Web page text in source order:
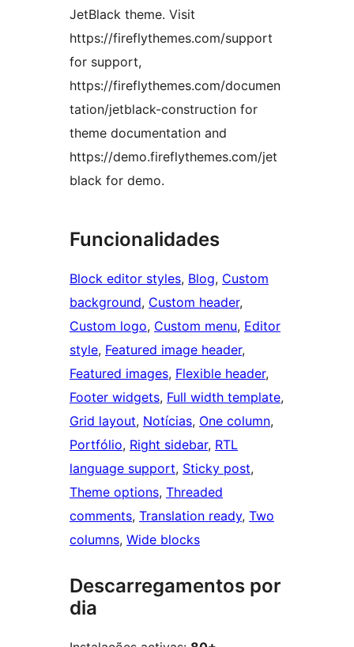
JetBlack theme. Visit
https://fireflythemes.com/support
for support,
https://fireflythemes.com/documen
tation/jetblack-construction for
theme documentation and
https://demo.fireflythemes.com/jet
black for demo.
Funcionalidades
Block editor styles, Blog, Custom
background, Custom header
Custom logo, Custom menu, Editor
style, Featured image header
Featured images, Flexible header
Footer widgets, Full width template
Grid layout, Notícias, One column
Portfólio, Right sidebar, RTL
language support, Sticky post
Theme options, Threaded
comments, Translation ready, Two
columns, Wide blocks
Descarregamentos por
dia